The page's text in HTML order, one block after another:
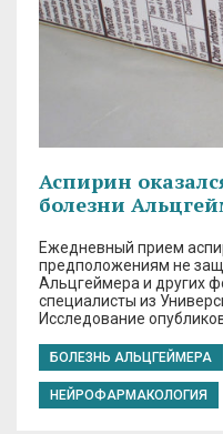
Аспирин
болезни
Ежедневный прием
предположениям не
Альцгеймера и других
специалисты из
Исследование
БОЛЕЗНЬ АЛЬЦГЕЙМЕРА
НЕЙРОФАРМАКОЛОГИЯ